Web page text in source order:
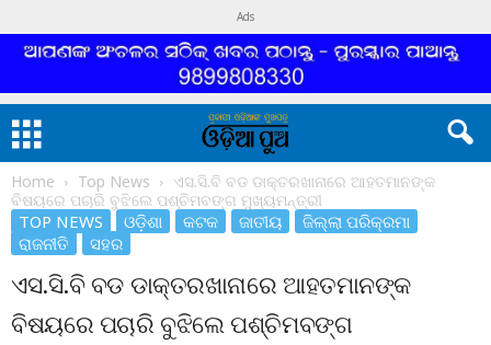
Ads
Home Top News
ଏସ.ସି.ବି ବଡ ଡାକ୍ତରଖାନାରେ ଆହତମାନଙ୍କ
ବିଷୟରେ ପଚାରି ବୁଝିଲେ ପଶ୍ଚିମବଙ୍ଗ ମୁଖ୍ୟମନ୍ତ୍ରୀ
TOP NEWS ଓଡ଼ିଶା କଟକ ଜାତୀୟ
ଜିଲ୍ଲା ପରିକ୍ରମା
ରାଜନୀତି
ସହର
ଏସ.ସି.ବି ବଡ ଡାକ୍ତରଖାନାରେ ଆହତମାନଙ୍କ
ବିଷୟରେ ପଚାରି ବୁଝିଲେ ପଶ୍ଚିମବଙ୍ଗ